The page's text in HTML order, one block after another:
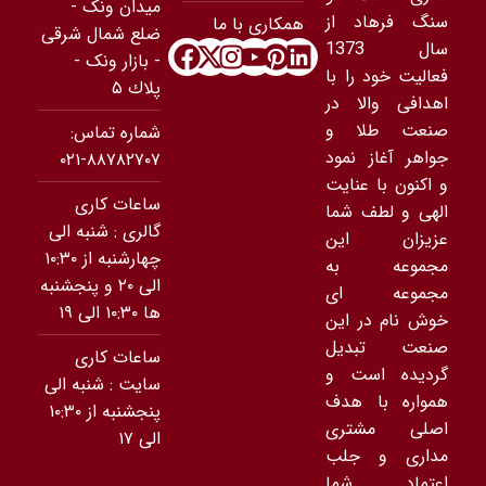
سنگ فرهاد از
سال 1373
فعالیت خود را با
اهدافی والا در
صنعت طلا و
جواهر آغاز نمود
و اکنون با عنایت
الهی و لطف شما
عزیزان این
مجموعه به
مجموعه ای
خوش نام در این
صنعت تبدیل
گردیده است و
همواره با هدف
اصلی مشتری
مداری و جلب
همکاری با ما
ميدان ونک -
ضلع شمال شرقى
- بازار ونک -
پلاك ۵
شماره تماس:
۸۸۷۸۲۷۰۷-۰۲۱
ساعات کاری
گالری : شنبه الی
چهارشنبه از ۱۰:۳۰
الی ۲۰ و پنجشنبه
ها ۱۰:۳۰ الی ۱۹
ساعات کاری
سایت : شنبه الی
پنجشنبه از ۱۰:۳۰
الی ۱۷